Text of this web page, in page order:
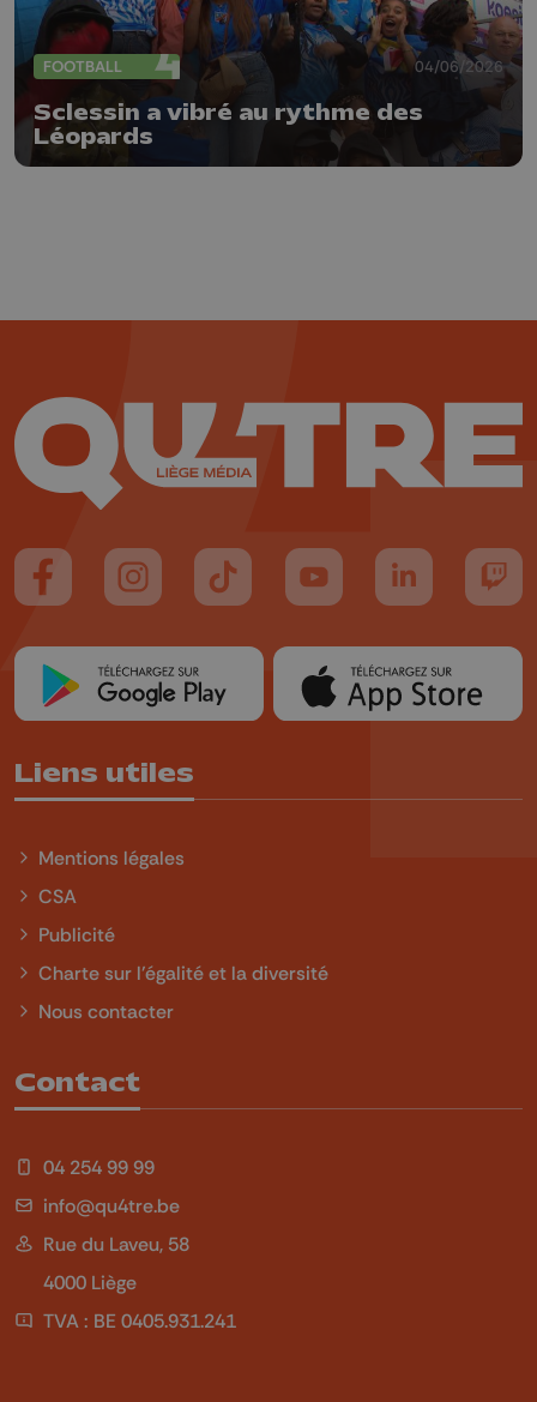
FOOTBALL 04/06/2026
Sclessin a vibré au rythme des
Léopards
Suivez-nous sur FaceBook
Suivez-nous sur Instagram
Suivez-nous sur TikTok
Suivez-nous sur YouTube
Suivez-nous
Liens utiles
Mentions légales
CSA
Publicité
Charte sur l'égalité et la diversité
Nous contacter
Contact
04 254 99 99
info@qu4tre.be
Rue du Laveu, 58
4000 Liège
TVA : BE 0405.931.241